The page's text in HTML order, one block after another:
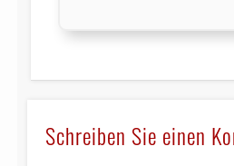
Schreiben Sie einen